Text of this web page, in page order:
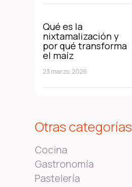
Qué es la
nixtamalización y
por qué transforma
el maíz
23 marzo, 2026
Otras categorías
Cocina
Gastronomía
Pastelería